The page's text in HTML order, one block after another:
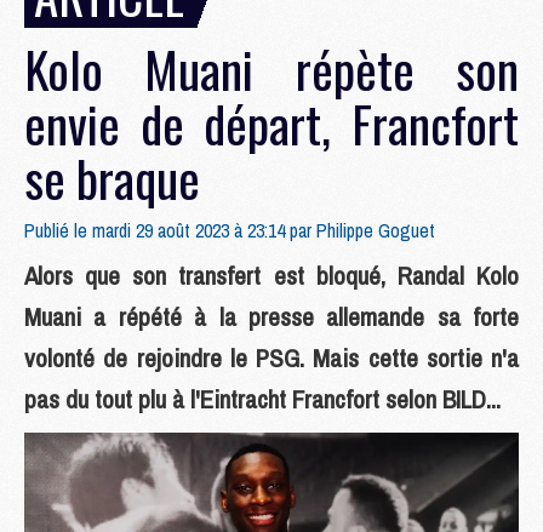
Kolo Muani répète son
envie de départ, Francfort
se braque
Publié le mardi 29 août 2023 à 23:14 parPhilippe Goguet
Alors que son transfert est bloqué, Randal Kolo
Muani a répété à la presse allemande sa forte
volonté de rejoindre le PSG. Mais cette sortie n'a
pas du tout plu à l'Eintracht Francfort selon BILD...